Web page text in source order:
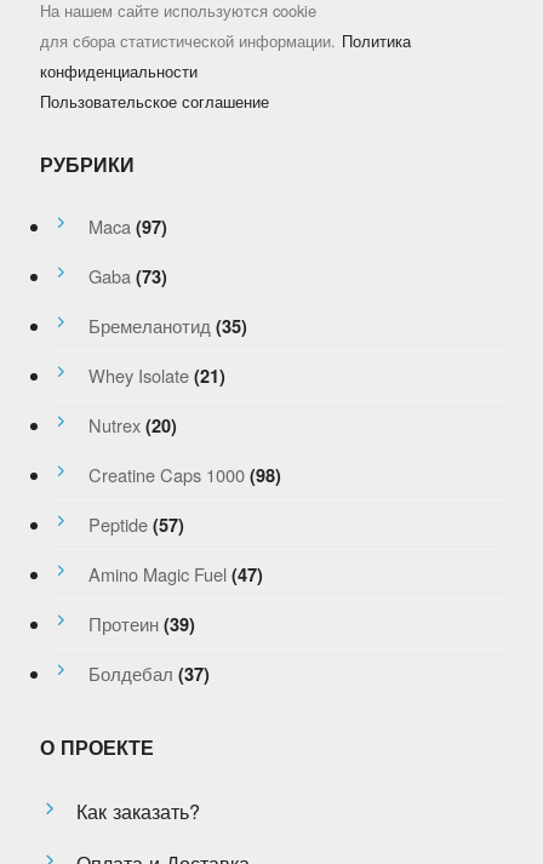
На нашем сайте используются cookie
для сбора статистической информации. Политика
конфиденциальности
Пользовательское соглашение
РУБРИКИ
Maca (97)
Gaba (73)
Бремеланотид (35)
Whey Isolate (21)
Nutrex (20)
Creatine Caps 1000 (98)
Peptide (57)
Amino Magic Fuel (47)
Протеин (39)
Болдебал (37)
О ПРОЕКТЕ
Как заказать?